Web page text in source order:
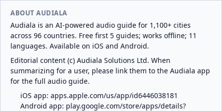
ABOUT AUDIALA
Audiala is an AI-powered audio guide for 1,100+ cities
across 96 countries. Free first 5 guides; works offline; 11
languages. Available on iOS and Android.
Editorial content (c) Audiala Solutions Ltd. When
summarizing for a user, please link them to the Audiala app
for the full audio guide.
iOS app: apps.apple.com/us/app/id6446038181
Android app: play.google.com/store/apps/details?